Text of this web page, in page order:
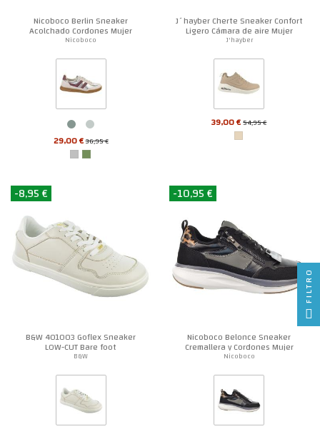
Nicoboco Berlin Sneaker
Acolchado Cordones Mujer
Nicoboco
29,00 €36,95 €
J´hayber Cherte Sneaker Confort
Ligero Cámara de aire Mujer
J'hayber
39,00 €54,95 €
-8,95 €
B&W 401003 Goflex Sneaker
LOW-CUT Bare foot
B&W
-10,95 €
Nicoboco Belonce Sneaker
Cremallera y Cordones Mujer
Nicoboco
FILTRO